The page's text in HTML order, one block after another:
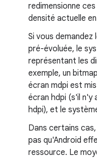
redimensionne
densité actuelle
Si vous demandez
pré-évoluée, le
représentant les
exemple, un
écran mdpi est
écran hdpi (s'il n'y
hdpi), et le
Dans certains
pas qu'Android
ressource. Le